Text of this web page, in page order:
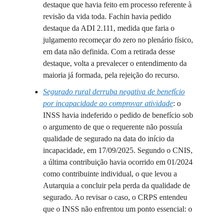
destaque que havia feito em processo referente à
revisão da vida toda. Fachin havia pedido
destaque da ADI 2.111, medida que faria o
julgamento recomeçar do zero no plenário físico,
em data não definida. Com a retirada desse
destaque, volta a prevalecer o entendimento da
maioria já formada, pela rejeição do recurso.
Segurado rural derruba negativa de benefício
por incapacidade ao comprovar atividade: o
INSS havia indeferido o pedido de benefício sob
o argumento de que o requerente não possuía
qualidade de segurado na data do início da
incapacidade, em 17/09/2025. Segundo o CNIS,
a última contribuição havia ocorrido em 01/2024
como contribuinte individual, o que levou a
Autarquia a concluir pela perda da qualidade de
segurado. Ao revisar o caso, o CRPS entendeu
que o INSS não enfrentou um ponto essencial: o